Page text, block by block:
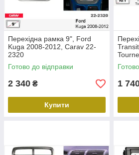
Перехідна рамка 9", Ford
Kuga 2008-2012, Carav 22-
2320
Готово до відправки
2 340 ₴
Купити
Carav
1